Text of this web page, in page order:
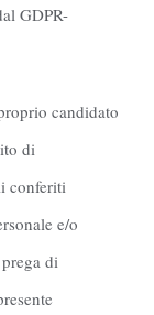
GDPR-
candidato
di
conferiti
e/o
di